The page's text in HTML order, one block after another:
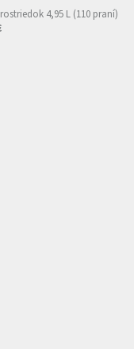
4,95 L (110 praní)